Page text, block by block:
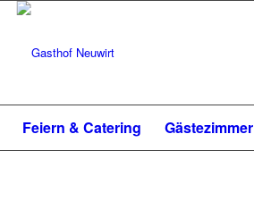
Feiern & Catering Gästezimmer